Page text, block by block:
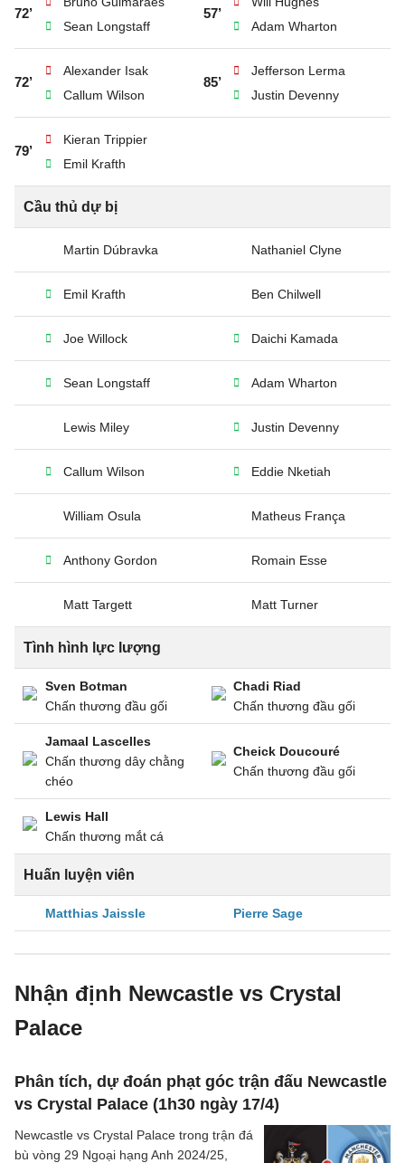
72’
Sean Longstaff
57’
Adam Wharton
72’
Alexander Isak
Callum Wilson
85’
Jefferson Lerma
Justin Devenny
79’
Kieran Trippier
Emil Krafth
Cầu thủ dự bị
Martin Dúbravka Nathaniel Clyne
Emil Krafth Ben Chilwell
Joe Willock Daichi Kamada
Sean Longstaff Adam Wharton
Lewis Miley Justin Devenny
Callum Wilson Eddie Nketiah
William Osula Matheus França
Anthony Gordon Romain Esse
Matt Targett Matt Turner
Tình hình lực lượng
Sven Botman
Chấn thương đầu gối
Chadi Riad
Chấn thương đầu gối
Jamaal Lascelles
Chấn thương dây chằng
chéo
Cheick Doucouré
Chấn thương đầu gối
Lewis Hall
Chấn thương mắt cá
Huấn luyện viên
Matthias Jaissle Pierre Sage
Nhận định Newcastle vs Crystal
Palace
Phân tích, dự đoán phạt góc trận đấu Newcastle
vs Crystal Palace (1h30 ngày 17/4)
Newcastle vs Crystal Palace trong trận đá
bù vòng 29 Ngoại hạng Anh 2024/25,